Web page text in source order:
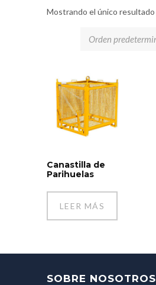
Mostrando el único resultado
Canastilla de
Parihuelas
LEER MÁS
SOBRE NOSOTROS